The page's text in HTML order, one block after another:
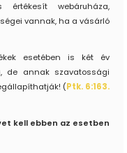
értékesít webáruháza,
vannak, ha a vásárló
esetében is két év
de annak szavatossági
(Ptk. 6:163.
kell ebben az esetben